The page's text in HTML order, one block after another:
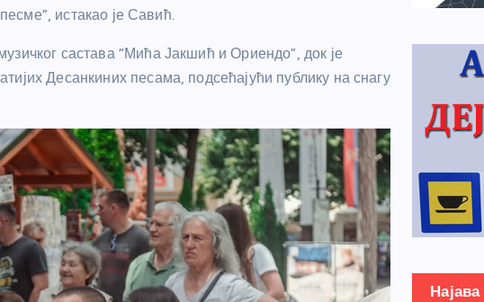
истакао је Савић.
састава “Мића Јакшић и Ориендо”, док је
Десанкиних песама, подсећајући публику на снагу